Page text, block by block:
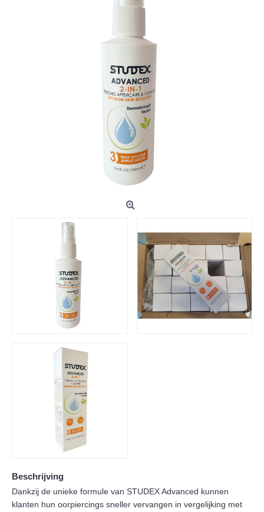
Beschrijving
Dankzij de unieke formule van STUDEX Advanced kunnen
klanten hun oorpiercings sneller vervangen in vergelijking met